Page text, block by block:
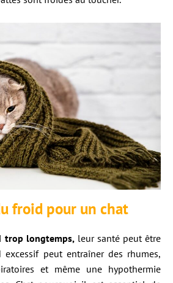
froid pour un chat
trop longtemps,leur santé peut être
excessif peut entraîner des rhumes,
et même une hypothermie